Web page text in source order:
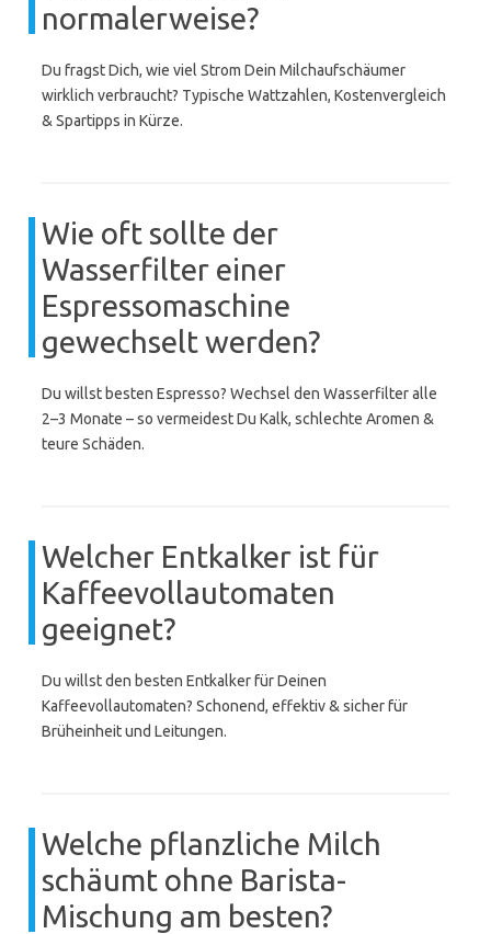
normalerweise?
Du fragst Dich, wie viel Strom Dein Milchaufschäumer
wirklich verbraucht? Typische Wattzahlen, Kostenvergleich
& Spartipps in Kürze.
Wie oft sollte der
Wasserfilter einer
Espressomaschine
gewechselt werden?
Du willst besten Espresso? Wechsel den Wasserfilter alle
2–3 Monate – so vermeidest Du Kalk, schlechte Aromen &
teure Schäden.
Welcher Entkalker ist für
Kaffeevollautomaten
geeignet?
Du willst den besten Entkalker für Deinen
Kaffeevollautomaten? Schonend, effektiv & sicher für
Brüheinheit und Leitungen.
Welche pflanzliche Milch
schäumt ohne Barista-
Mischung am besten?